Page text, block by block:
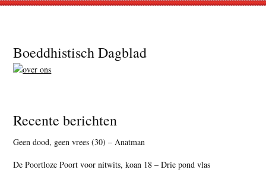
Footer
Boeddhistisch Dagblad
Recente berichten
Geen dood, geen vrees (30) – Anatman
De Poortloze Poort voor nitwits, koan 18 – Drie pond vlas